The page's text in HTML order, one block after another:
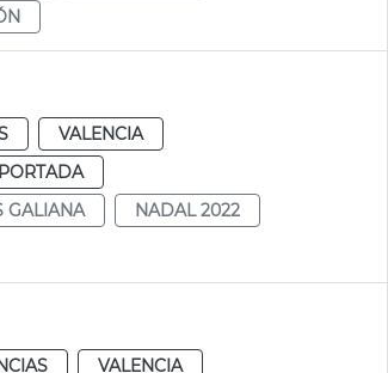
VALENCIA
GALIANA
NADAL 2022
VALENCIA